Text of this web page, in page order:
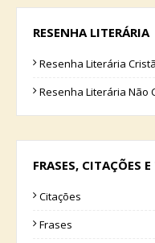
RESENHA LITERÁRIA
Resenha Literária Cristã
Resenha Literária Não
FRASES, CITAÇÕES
Citações
Frases